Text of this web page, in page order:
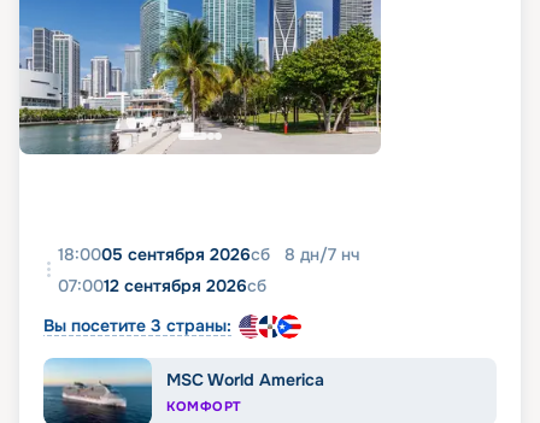
18:0005 сентября 2026сб 8 дн/7 нч
07:0012 сентября 2026сб
Вы посетите 3 страны:
MSC World America
КОМФОРТ